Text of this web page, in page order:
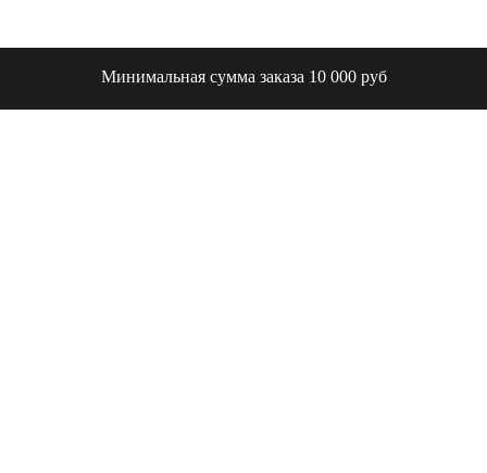
Минимальная сумма заказа 10 000 руб